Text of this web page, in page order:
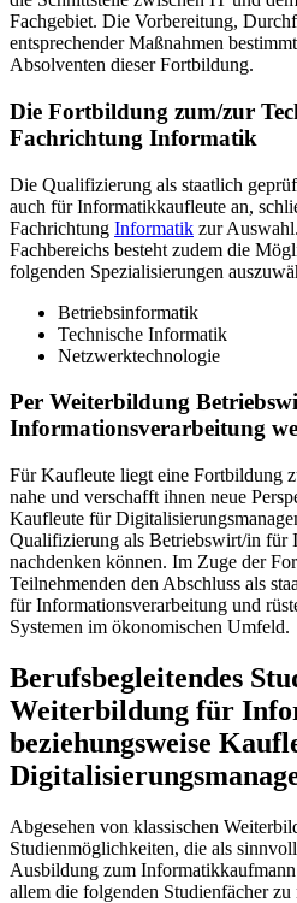
Fachgebiet. Die Vorbereitung,
entsprechender Maßnahmen
Absolventen dieser Fortbildung.
Die Fortbildung zum/zur
Fachrichtung Informatik
Die Qualifizierung als staatlich
auch für Informatikkaufleute an,
Fachrichtung Informatik zur
Fachbereichs besteht zudem die
folgenden Spezialisierungen
Betriebsinformatik
Technische Informatik
Netzwerktechnologie
Per Weiterbildung
Informationsverarbeitung
Für Kaufleute liegt eine Fortbildung
nahe und verschafft ihnen neue
Kaufleute für
Qualifizierung als Betriebswirt/in für
nachdenken können. Im Zuge der
Teilnehmenden den Abschluss als
für Informationsverarbeitung und
Systemen im ökonomischen Umfeld.
Berufsbegleitendes
Weiterbildung für
beziehungsweise
Abgesehen von klassischen
Studienmöglichkeiten, die als
Ausbildung zum
allem die folgenden Studienfächer zu